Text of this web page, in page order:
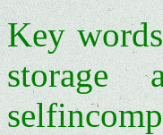
Key
storage